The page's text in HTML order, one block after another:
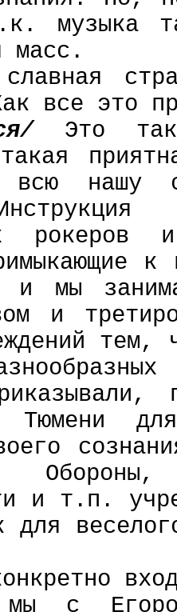
музыка
масс.
все это
Это
всю нашу
рокеров
мы
и
тем,
Тюмени
и т.п.
для
с